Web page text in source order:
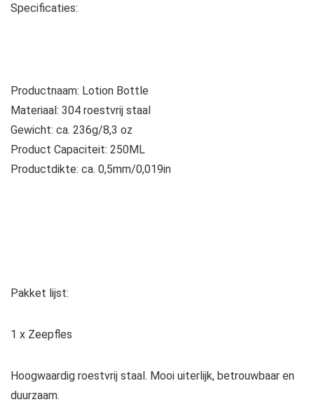
Specificaties:
Productnaam: Lotion Bottle
Materiaal: 304 roestvrij staal
Gewicht: ca. 236g/8,3 oz
Product Capaciteit: 250ML
Productdikte: ca. 0,5mm/0,019in
Pakket lijst:
1 x Zeepfles
Hoogwaardig roestvrij staal. Mooi uiterlijk, betrouwbaar en
duurzaam.